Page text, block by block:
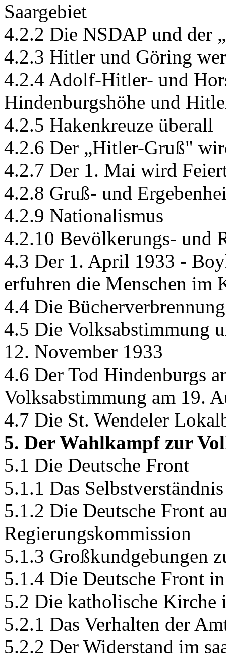
Saargebiet
4.2.2 Die NSDAP und der
4.2.3 Hitler und Göring
4.2.4 Adolf-Hitler- und
Hindenburgshöhe und
4.2.5 Hakenkreuze überall
4.2.6 Der „Hitler-Gruß"
4.2.7 Der 1. Mai wird
4.2.8 Gruß- und
4.2.9 Nationalismus
4.2.10 Bevölkerungs- und
4.3 Der 1. April 1933 -
erfuhren die Menschen im
4.4 Die
4.5 Die Volksabstimmung
12. November 1933
4.6 Der Tod Hindenburgs
Volksabstimmung am 19.
4.7 Die St. Wendeler
5. Der Wahlkampf zur
5.1 Die Deutsche Front
5.1.1 Das
5.1.2 Die Deutsche Front
Regierungskommission
5.1.3 Großkundgebungen
5.1.4 Die Deutsche Front
5.2 Die katholische Kirche
5.2.1 Das Verhalten der
5.2.2 Der Widerstand im